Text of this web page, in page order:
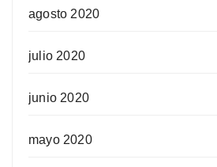
agosto 2020
julio 2020
junio 2020
mayo 2020